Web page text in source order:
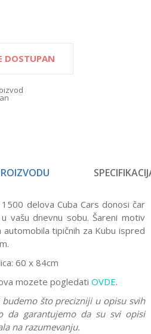
DOSTUPAN
delova Cuba Cars donosi čar
vašu dnevnu sobu. Šareni motiv
tipičnih za Kubu ispred
60 x 84cm
mozete pogledati OVDE.
što precizniji u opisu svih
da garantujemo da su svi opisi
na razumevanju.